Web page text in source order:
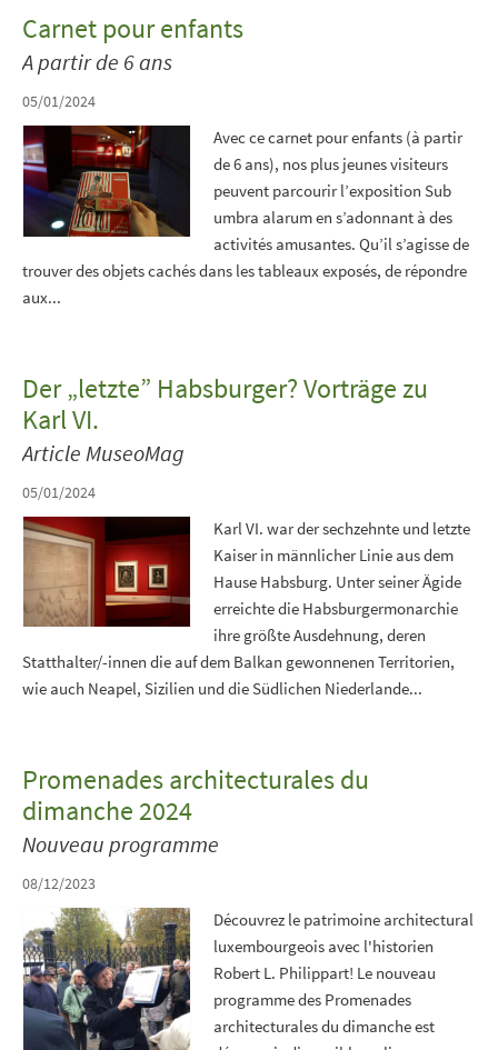
Carnet pour enfants
A partir de 6 ans
05/01/2024
Avec ce carnet pour enfants (à partir
de 6 ans), nos plus jeunes visiteurs
peuvent parcourir l’exposition Sub
umbra alarum en s’adonnant à des
activités amusantes. Qu’il s’agisse de
trouver des objets cachés dans les tableaux exposés, de répondre
aux...
Der „letzte” Habsburger? Vorträge zu
Karl VI.
Article MuseoMag
05/01/2024
Karl VI. war der sechzehnte und letzte
Kaiser in männlicher Linie aus dem
Hause Habsburg. Unter seiner Ägide
erreichte die Habsburgermonarchie
ihre größte Ausdehnung, deren
Statthalter/-innen die auf dem Balkan gewonnenen Territorien,
wie auch Neapel, Sizilien und die Südlichen Niederlande...
Promenades architecturales du
dimanche 2024
Nouveau programme
08/12/2023
Découvrez le patrimoine architectural
luxembourgeois avec l'historien
Robert L. Philippart! Le nouveau
programme des Promenades
architecturales du dimanche est